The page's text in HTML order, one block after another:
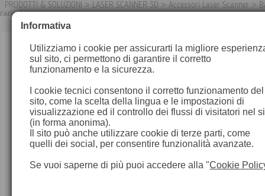
PRODOTTI & SOLUZIONI > LASER SCANNER 3D > Accessori Laser Scanner >
caricatori e cavi
Informativa
Utilizziamo i cookie per assicurarti la migliore
sul sito, ci permettono di garantire il corretto
funzionamento e la sicurezza.
I cookie tecnici consentono il corretto funzionamento del
sito, come la scelta della lingua e le impostazioni di
visualizzazione ed il controllo dei flussi di visitatori nel
(in forma anonima).
Il sito può anche utilizzare cookie di terze parti, come
quelli dei social, per consentire funzionalità avanzate.
Se vuoi saperne di più puoi accedere alla "Cookie